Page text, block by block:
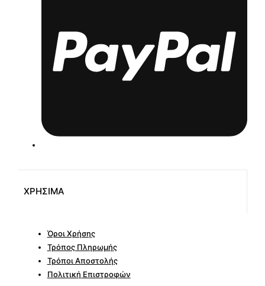
ΧΡΗΣΙΜΑ
Όροι Χρήσης
Τρόπος Πληρωμής
Τρόποι Αποστολής
Πολιτική Επιστροφών